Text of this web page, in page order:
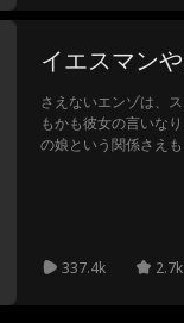
イエスマン
さえないエンゾは、
もかも彼女の言いな
の娘という関係さえ
337.4k 2.7k